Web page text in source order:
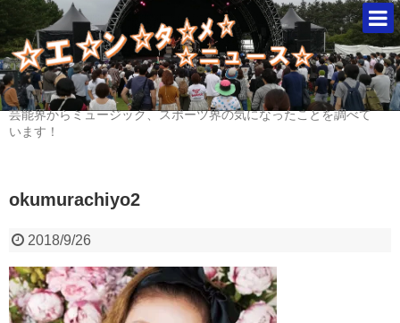
芸能界からミュージック、スポーツ界の気になったことを調べて
います！
okumurachiyo2
2018/9/26